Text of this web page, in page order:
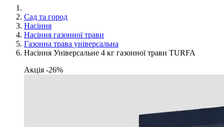
Сад та город
Насіння
Насіння газонної трави
Газонна трава універсальна
Насіння Універсальне 4 кг газонної трави TURFA
Акція -26%